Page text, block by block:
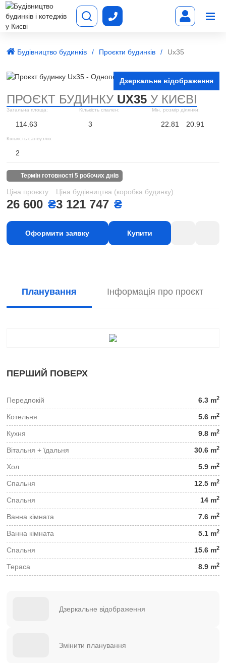
Будівництво будинків Проєкти будинків Ux35
Дзеркальне відображення
ПРОЄКТ БУДИНКУ UX35 У КИЄВІ
Загальна площа:
114.63
Кількість спален:
3
Мін. розмір ділянки:
22.81 20.91
Кількість санвузлів:
2
термін готовності 5 робочих днів
Ціна проєкту:
26 600 ₴
Ціна будівництва (коробка будинку):
3 121 747 ₴
Оформити заявку Купити
Планування Інформація про проєкт
ПЕРШИЙ ПОВЕРХ
Передпокій 6.3 m2
Котельня 5.6 m2
Кухня 9.8 m2
Вітальня + їдальня 30.6 m2
Хол 5.9 m2
Спальня 12.5 m2
Спальня 14 m2
Ванна кімната 7.6 m2
Ванна кімната 5.1 m2
Спальня 15.6 m2
Тераса 8.9 m2
Дзеркальне відображення
Змінити планування